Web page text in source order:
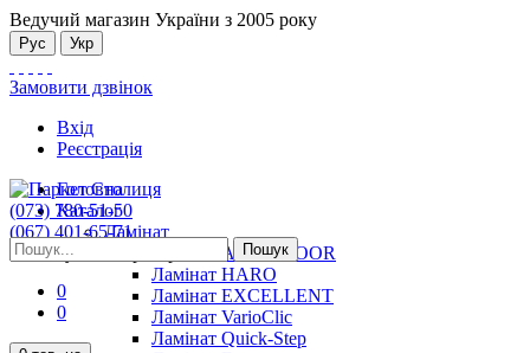
Ведучий магазин України з 2005 року
Рус Укр
Замовити дзвінок
Вхід
Реєстрація
(073) 780-51-50
(067) 401-65-71
Київ, вул. Лабораторна, 11
Пошук
0
0
Головна
Каталог
Ламінат
Ламінат ALSAFLOOR
Ламінат HARO
Ламінат EXCELLENT
Ламінат VarioClic
Ламінат Quick-Step